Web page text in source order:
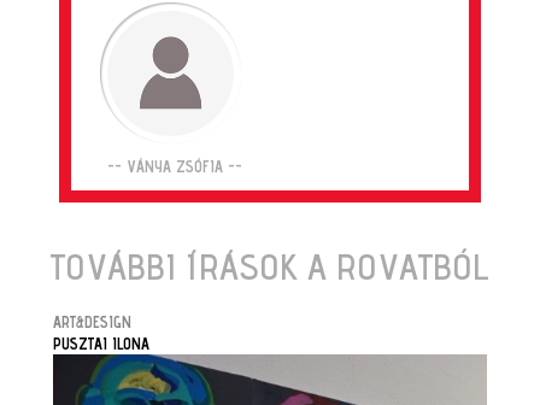
-- VÁNYA ZSÓFIA --
TOVÁBBI ÍRÁSOK A ROVATBÓL
ART&DESIGN
PUSZTAI ILONA